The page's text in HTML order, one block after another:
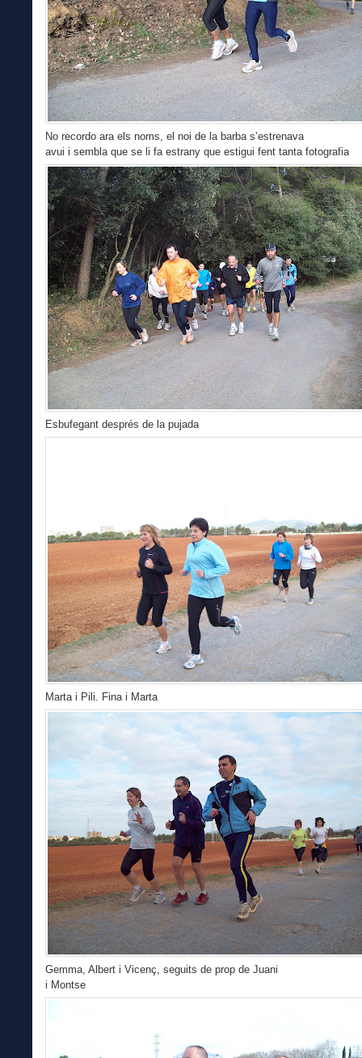
No recordo ara els noms, el noi de la barba s’estrenava
avui i sembla que se li fa estrany que estigui fent tanta fotografia
Esbufegant després de la pujada
Marta i Pili. Fina i Marta
Gemma, Albert i Vicenç, seguits de prop de Juani
i Montse